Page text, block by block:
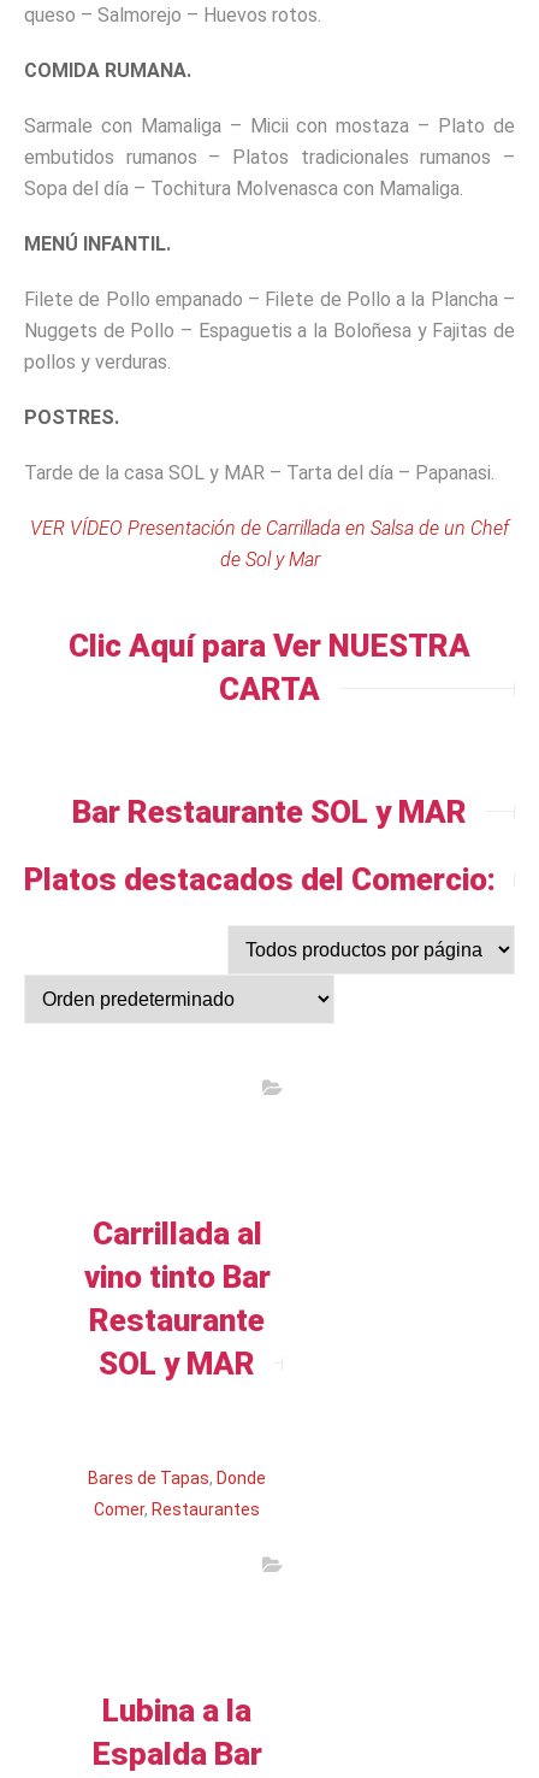
queso – Salmorejo – Huevos rotos.
COMIDA RUMANA.
Sarmale con Mamaliga – Micii con mostaza – Plato de
embutidos rumanos – Platos tradicionales rumanos –
Sopa del día – Tochitura Molvenasca con Mamaliga.
MENÚ INFANTIL.
Filete de Pollo empanado – Filete de Pollo a la Plancha –
Nuggets de Pollo – Espaguetis a la Boloñesa y Fajitas de
pollos y verduras.
POSTRES.
Tarde de la casa SOL y MAR – Tarta del día – Papanasi.
VER VÍDEO Presentación de Carrillada en Salsa de un Chef
de Sol y Mar
Clic Aquí para Ver NUESTRA
CARTA
Bar Restaurante SOL y MAR
Platos destacados del Comercio:
Carrillada al
vino tinto Bar
Restaurante
SOL y MAR
Bares de Tapas, Donde
Comer, Restaurantes
Lubina a la
Espalda Bar